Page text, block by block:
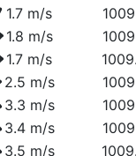
1.7 m/s
1.8 m/s
1.7 m/s
2.5 m/s
3.3 m/s
3.4 m/s
3.5 m/s